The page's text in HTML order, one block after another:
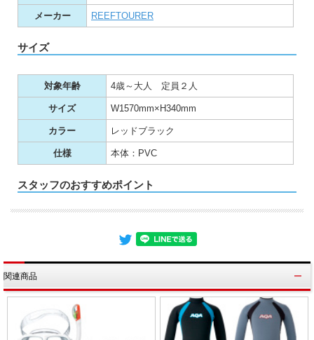
メーカー REEFTOURER
サイズ
対象年齢 4歳～大人 定員２人
サイズ W1570mm×H340mm
カラー レッドブラック
仕様 本体：PVC
スタッフのおすすめポイント
関連商品